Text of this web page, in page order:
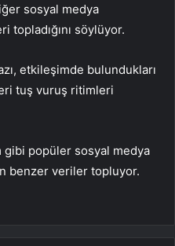
sosyal medya
topladığını söylüyor.
etkileşimde bulundukları
tuş vuruş ritimleri
gibi popüler sosyal medya
benzer veriler topluyor.